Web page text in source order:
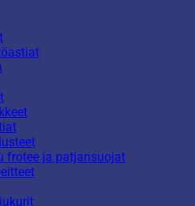
frotee ja patjansuojat